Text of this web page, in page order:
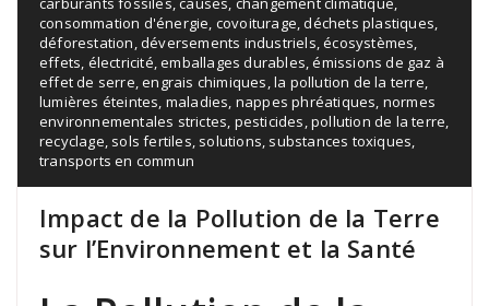
consommation d'énergie covoiturage ,déchets plastiques
déforestation ,déversements industriels ,écosystèmes
effets électricité ,emballages durables ,émissions de gaz à
effet de serre ,engrais chimiques ,la pollution de la terre
lumières éteintes maladies nappes phréatiques normes
environnementales strictes pesticides ,pollution de la terre
recyclage sols fertiles solutions substances toxiques
transports en commun
Impact de la Pollution de la Terre
sur l’Environnement et la Santé